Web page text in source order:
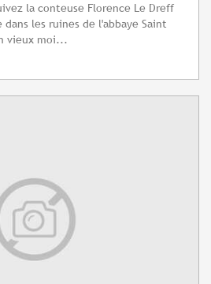
la conteuse Florence Le Dreff
les ruines de l'abbaye Saint
vieux moi...